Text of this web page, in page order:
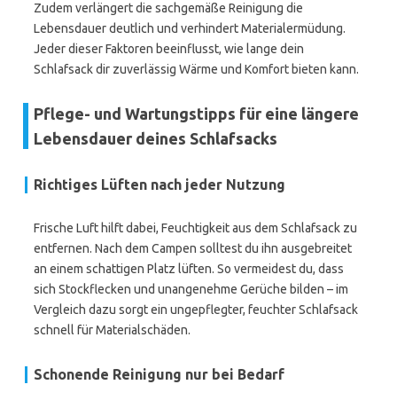
Zudem verlängert die sachgemäße Reinigung die
Lebensdauer deutlich und verhindert Materialermüdung.
Jeder dieser Faktoren beeinflusst, wie lange dein
Schlafsack dir zuverlässig Wärme und Komfort bieten kann.
Pflege- und Wartungstipps für eine längere
Lebensdauer deines Schlafsacks
Richtiges Lüften nach jeder Nutzung
Frische Luft hilft dabei, Feuchtigkeit aus dem Schlafsack zu
entfernen. Nach dem Campen solltest du ihn ausgebreitet
an einem schattigen Platz lüften. So vermeidest du, dass
sich Stockflecken und unangenehme Gerüche bilden – im
Vergleich dazu sorgt ein ungepflegter, feuchter Schlafsack
schnell für Materialschäden.
Schonende Reinigung nur bei Bedarf